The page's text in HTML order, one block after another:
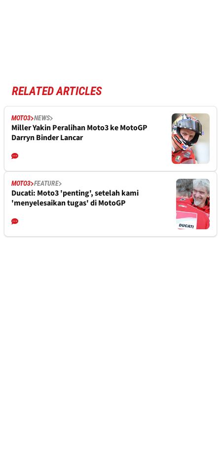
RELATED ARTICLES
MOTO3 NEWS
Miller Yakin Peralihan Moto3 ke MotoGP
Darryn Binder Lancar
MOTO3 FEATURE
Ducati: Moto3 'penting', setelah kami
'menyelesaikan tugas' di MotoGP